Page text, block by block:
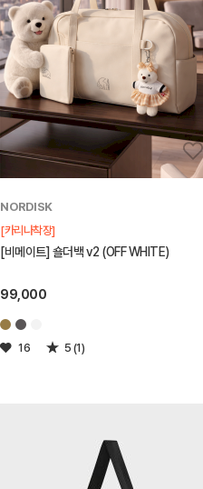
NORDISK
[카리나착장]
[비메이트] 숄더백 v2 (OFF WHITE)
99,000
16 5 (1)